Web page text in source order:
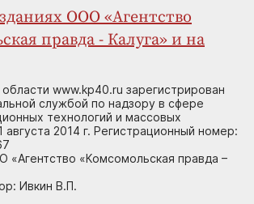
ООО «Агентство
правда - Калуга» и на
www.kp40.ru зарегистрирован
службой по надзору в сфере
технологий и массовых
августа 2014 г. Регистрационный номер:
«Агентство «Комсомольская правда –
Ивкин В.П.